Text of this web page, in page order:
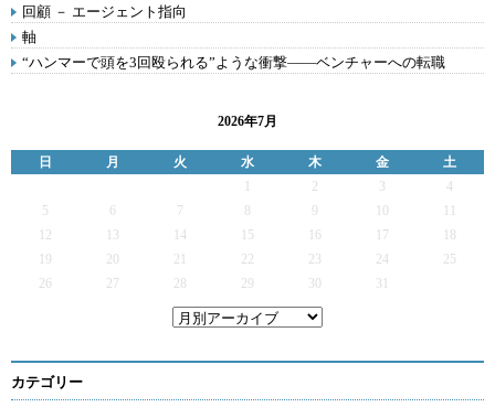
回顧 － エージェント指向
軸
“ハンマーで頭を3回殴られる”ような衝撃――ベンチャーへの転職
2026年7月
日 月 火 水 木 金
土
2 3
4
5
6 7 9
12
13 14 15 16 17
19
20 21 22 23 24
25
26
27 28 29 30 31
カテゴリー